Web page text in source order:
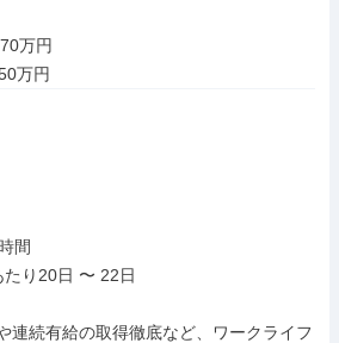
万円
万円
間
り20日 〜 22日
連続有給の取得徹底など、ワークライフ